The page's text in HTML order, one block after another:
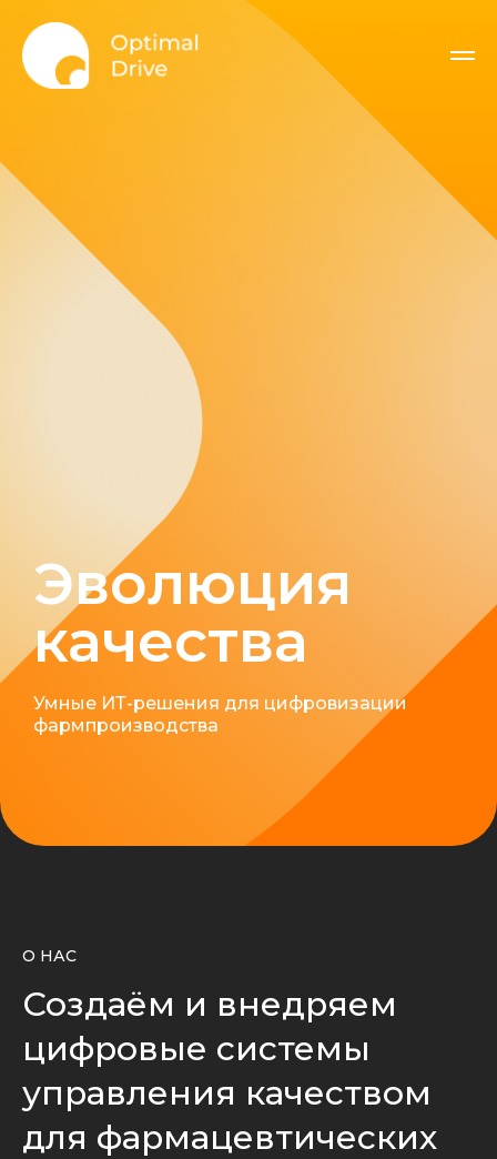
Эволюция
качества
Умные ИТ-решения для цифровизации
фармпроизводства
О НАС
Создаём и внедряем
цифровые системы
управления качеством
для фармацевтических